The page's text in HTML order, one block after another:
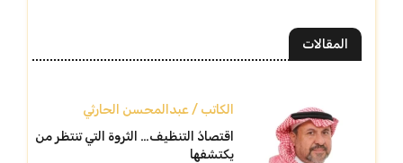
المقالات
الكاتب / عبدالمحسن الحارثي
اقتصادُ التنظيف… الثروة التي تنتظر من
يكتشفها